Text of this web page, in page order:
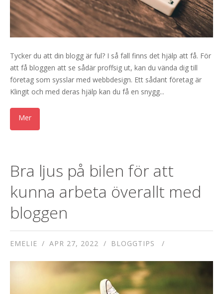
Tycker du att din blogg är ful? I så fall finns det hjälp att få. För
att få bloggen att se sådär proffsig ut, kan du vända dig till
företag som sysslar med webbdesign. Ett sådant företag är
Klingit och med deras hjälp kan du få en snygg...
Bra ljus på bilen för att
kunna arbeta överallt med
bloggen
EMELIE APR 27, 2022 BLOGGTIPS